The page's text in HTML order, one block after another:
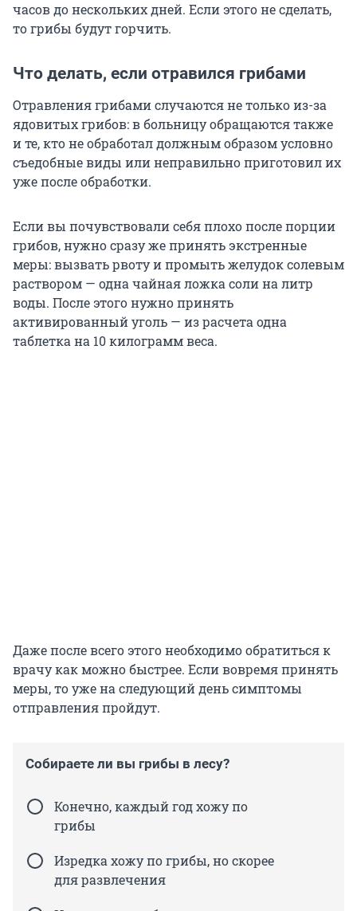
часов до нескольких дней. Если этого не сделать,
то грибы будут горчить.
Что делать, если отравился грибами
Отравления грибами случаются не только из-за
ядовитых грибов: в больницу обращаются также
и те, кто не обработал должным образом условно
съедобные виды или неправильно приготовил их
уже после обработки.
Если вы почувствовали себя плохо после порции
грибов, нужно сразу же принять экстренные
меры: вызвать рвоту и промыть желудок солевым
раствором — одна чайная ложка соли на литр
воды. После этого нужно принять
активированный уголь — из расчета одна
таблетка на 10 килограмм веса.
Даже после всего этого необходимо обратиться к
врачу как можно быстрее. Если вовремя принять
меры, то уже на следующий день симптомы
отправления пройдут.
Собираете ли вы грибы в лесу?
Конечно, каждый год хожу по
грибы
Изредка хожу по грибы, но скорее
для развлечения